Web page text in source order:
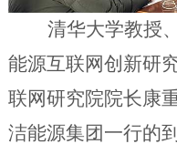
清华大学教授、
能源互联网创新研
联网研究院院长康
洁能源集团一行的